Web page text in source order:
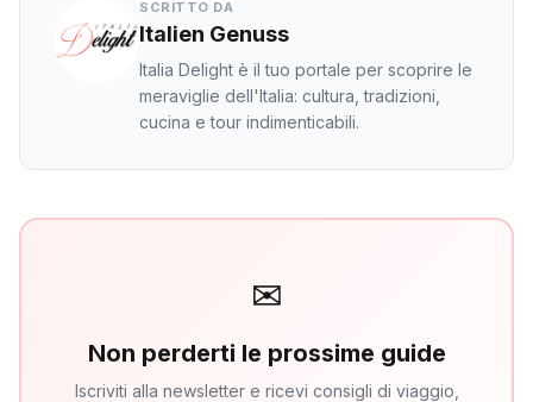
SCRITTO DA
Italien Genuss
Italia Delight è il tuo portale per scoprire le
meraviglie dell'Italia: cultura, tradizioni,
cucina e tour indimenticabili.
✉
Non perderti le prossime guide
Iscriviti alla newsletter e ricevi consigli di viaggio,